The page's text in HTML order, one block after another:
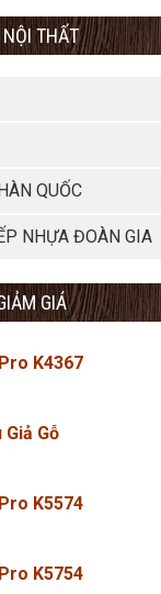
THẤT
QUỐC
NHỰA ĐOÀN GIA
GIÁ
K4367
hiện
435.000 ₫.
Gỗ
₫.
K5574
hiện
K5754